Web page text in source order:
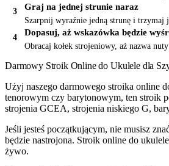
Graj na jednej strunie naraz
Szarpnij wyraźnie jedną strunę i trzymaj
Dopasuj, aż wskazówka będzie
Obracaj kołek strojeniowy, aż nazwa
Darmowy Stroik Online do Ukulele dla
Użyj naszego darmowego stroika online
tenorowym czy barytonowym, ten stroik
strojenia GCEA, strojenia niskiego G,
Jeśli jesteś początkującym, nie musisz
będzie nastrojona. Stroik online do
żywo.